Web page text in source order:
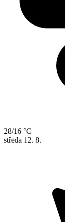
28/16 °C
středa 12. 8.